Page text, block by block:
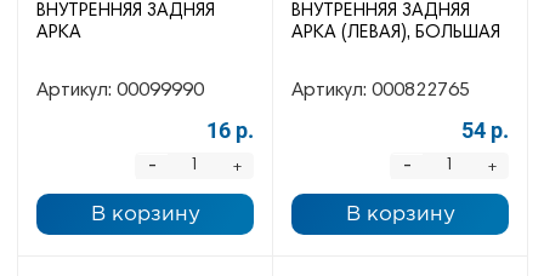
ВНУТРЕННЯЯ ЗАДНЯЯ
АРКА
Артикул: 00099990
16 р.
+
-
В корзину
ВНУТРЕННЯЯ ЗАДНЯЯ
АРКА (ЛЕВАЯ), БОЛЬШАЯ
Артикул: 000822765
54 р.
+
-
В корзину